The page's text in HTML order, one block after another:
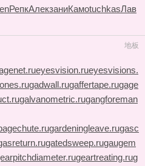
РепкАлекзаниКамоtuchkasЛав
地板
eyesvision.rueyesvisions.
gadwall.rugaffertape.rugage
galvanometric.rugangforeman
gardeningleave.rugasc
gatedsweep.rugaugem
geartreating.rug